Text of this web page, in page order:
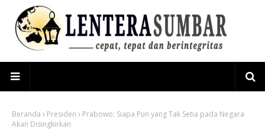
Beranda Presiden
Prabowo: Siapa Pun yang Tak Setia pada Negara
Akan Disingkirkan